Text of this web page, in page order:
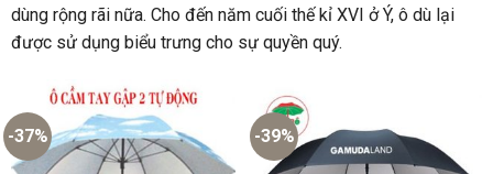
dùng rộng rãi nữa. Cho đến năm cuối thế kỉ XVI ở Ý, ô dù lại
được sử dụng biểu trưng cho sự quyền quý.
-37% -39%